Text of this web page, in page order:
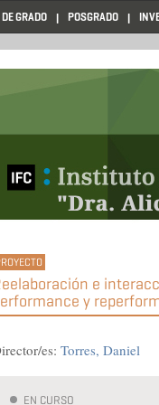
GRADO POSGRADO
e
y
es: Torres, Daniel
EN CURSO